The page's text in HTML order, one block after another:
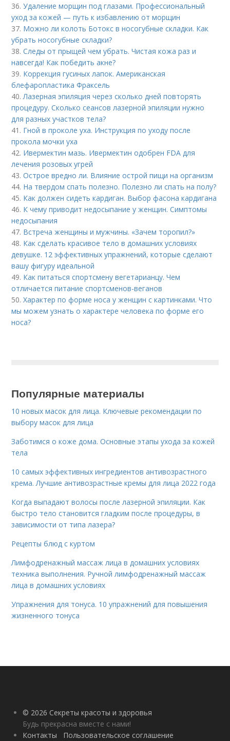
36.Удаление морщин под глазами. Профессиональный
уход за кожей — путь к избавлению от морщин
37. Можно ли колоть Ботокс в носогубные складки. Как
убрать носогубные складки?
38.Следы от прыщей чем убрать. Чистая кожа раз и
навсегда! Как победить акне?
39. Коррекция гусиных лапок. Американская
блефаропластика Фраксель
40.Лазерная эпиляция через сколько дней повторять
процедуру. Сколько сеансов лазерной эпиляции нужно
для разных участков тела?
41. Гной в проколе уха. Инструкция по уходу после
прокола мочки уха
42. Ивермектин мазь. Ивермектин одобрен FDA для
лечения розовых угрей
43.Острое вредно ли. Влияние острой пищи на организм
44. На твердом спать полезно. Полезно ли спать на полу?
45. Как должен сидеть кардиган. Выбор фасона кардигана
46. К чему приводит недосыпание у женщин. Симптомы
недосыпания
47. Встреча женщины и мужчины. «Зачем торопил?»
48. Как сделать красивое тело в домашних условиях
девушке. 12 эффективных упражнений, которые сделают
вашу фигуру идеальной
49. Как питаться спортсмену вегетарианцу. Чем
отличается питание спортсменов-веганов
50.Характер по форме носа у женщин с картинками. Что
мы можем узнать о характере человека по форме его
носа?
Популярные материалы
10 новых масок для лица. Ключевые рекомендации по
выбору масок для лица
Заботимся о коже дома. Основные этапы ухода за кожей
тела
10 самых эффективных ингредиентов антивозрастного
крема. Лучшие антивозрастные кремы для лица 2022 года
Когда выпадают волосы после лазерной эпиляции. Как
быстро тело становится гладким после процедуры, в
зависимости от типа лазера?
Рецепты блюд с куртом
Лимфодренажный массаж лица в домашних условиях
техника выполнения. Ручной лимфодренажный массаж
лица в домашних условиях
Упражнения для тонуса. 10 упражнений для повышения
жизненного тонуса
© 2026 Секреты красоты и здоровья
Будь прекрасна вместе с нами!
Контакты
Пользовательское соглашение